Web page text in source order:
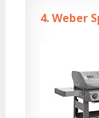
4.Weber